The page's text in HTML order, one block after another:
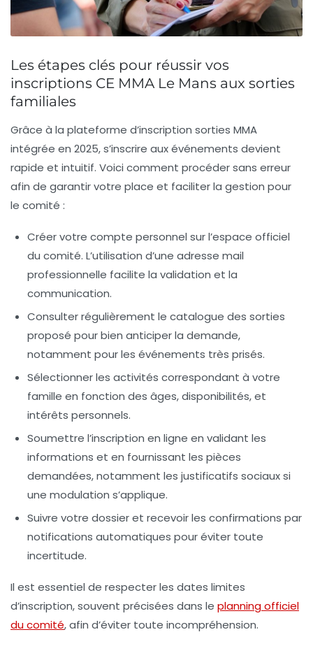
Les étapes clés pour réussir vos
inscriptions CE MMA Le Mans aux sorties
familiales
Grâce à la plateforme d’inscription sorties MMA
intégrée en 2025, s’inscrire aux événements devient
rapide et intuitif. Voici comment procéder sans erreur
afin de garantir votre place et faciliter la gestion pour
le comité :
Créer votre compte personnel sur l’espace officiel
du comité. L’utilisation d’une adresse mail
professionnelle facilite la validation et la
communication.
Consulter régulièrement le catalogue des sorties
proposé pour bien anticiper la demande,
notamment pour les événements très prisés.
Sélectionner les activités correspondant à votre
famille en fonction des âges, disponibilités, et
intérêts personnels.
Soumettre l’inscription en ligne en validant les
informations et en fournissant les pièces
demandées, notamment les justificatifs sociaux si
une modulation s’applique.
Suivre votre dossier et recevoir les confirmations par
notifications automatiques pour éviter toute
incertitude.
Il est essentiel de respecter les dates limites
d’inscription, souvent précisées dans le planning officiel
du comité, afin d’éviter toute incompréhension.